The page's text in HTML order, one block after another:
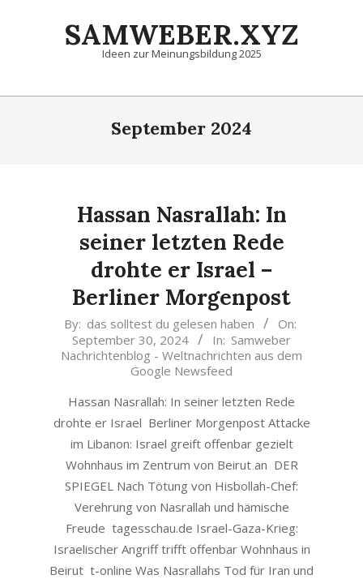
SAMWEBER.XYZ
Ideen zur Meinungsbildung 2025
Primary
September 2024
Hassan Nasrallah: In
seiner letzten Rede
drohte er Israel –
Berliner Morgenpost
2024-
30
By: das solltest du gelesen haben
On:
September 30, 2024
In: Samweber
Nachrichtenblog - Weltnachrichten aus dem
Google Newsfeed
Hassan Nasrallah: In seiner letzten Rede
drohte er Israel Berliner Morgenpost Attacke
im Libanon: Israel greift offenbar gezielt
Wohnhaus im Zentrum von Beirut an DER
SPIEGEL Nach Tötung von Hisbollah-Chef:
Verehrung von Nasrallah und hämische
Freude tagesschau.de Israel-Gaza-Krieg:
Israelischer Angriff trifft offenbar Wohnhaus in
Beirut t-online Was Nasrallahs Tod für Iran und